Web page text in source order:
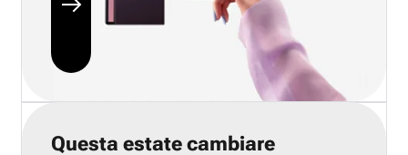
Questa estate cambiare